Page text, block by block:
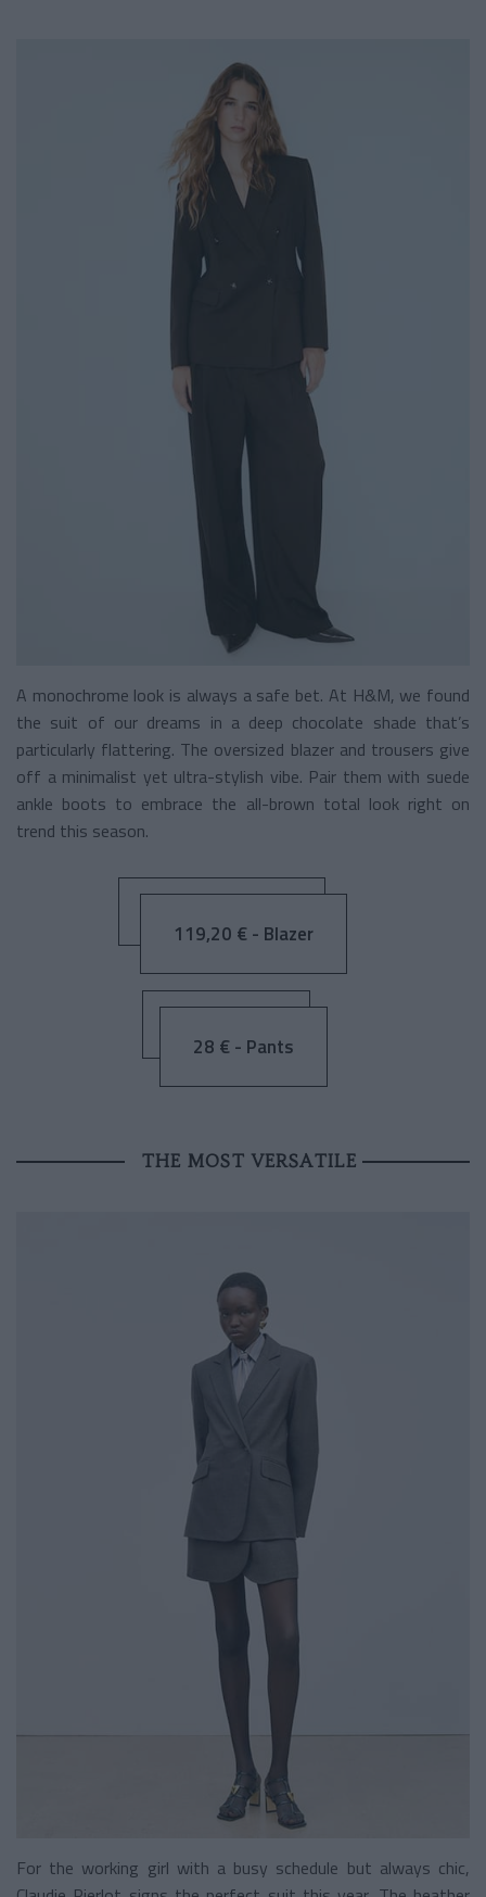
A monochrome look is always a safe bet. At H&M, we found
the suit of our dreams in a deep chocolate shade that’s
particularly flattering. The oversized blazer and trousers give
off a minimalist yet ultra-stylish vibe. Pair them with suede
ankle boots to embrace the all-brown total look right on
trend this season.
119,20 € - Blazer
28 € - Pants
THE MOST VERSATILE
For the working girl with a busy schedule but always chic,